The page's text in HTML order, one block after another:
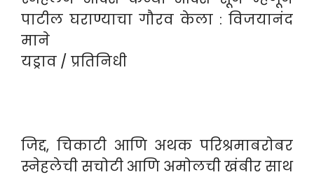
पाटील घराण्याचा गौरव केला : विजयानंद
माने
यड्राव / प्रतिनिधी
जिद्द, चिकाटी आणि अथक परिश्रमाबरोबर
स्नेहलेची सचोटी आणि अमोलची खंबीर साथ